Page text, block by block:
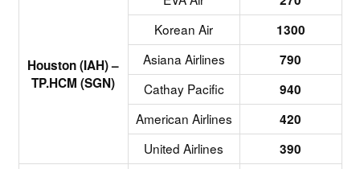
Houston (IAH) –
TP.HCM (SGN)
Korean Air
1300
Asiana Airlines
790
Cathay Pacific
940
American Airlines
420
United Airlines
390